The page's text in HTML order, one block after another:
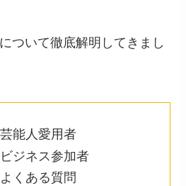
ついて徹底解明してきまし
能人愛用者
ジネス参加者
くある質問